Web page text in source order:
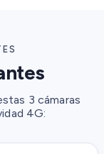
3 cámaras
4G: